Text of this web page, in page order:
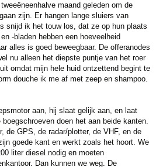
maand geleden om de
zijn. Er hangen lange sluiers van
snijd ik het touw los, dat ze op hun plaats
-bladen hebben een hoeveelheid
alles is goed beweegbaar. De offeranodes
nu alleen het diepste puntje van het roer
omdat mijn hele huid ontzettend begint te
douche ik me af met zeep en shampoo.
aan, hij slaat gelijk aan, en laat
boegschroeven doen het aan beide kanten.
de GPS, de radar/plotter, de VHF, en de
goede kant en werkt zoals het hoort. We
liter diesel nodig en moeten
Dan kunnen we weg. De